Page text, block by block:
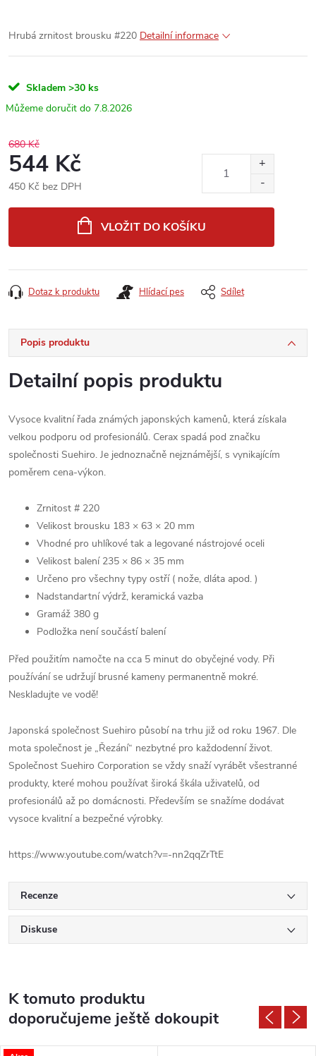
Hrubá zrnitost brousku #220 Detailní informace
Skladem >30 ks
7.8.2026
680 Kč
544 Kč
450 Kč bez DPH
VLOŽIT DO KOŠÍKU
Dotaz k produktu Hlídací pes Sdílet
Popis produktu
Detailní popis produktu
Vysoce kvalitní řada známých japonských kamenů, která získala
velkou podporu od profesionálů. Cerax spadá pod značku
společnosti Suehiro. Je jednoznačně nejznámější, s vynikajícím
poměrem cena-výkon.
Zrnitost # 220
Velikost brousku 183 × 63 × 20 mm
Vhodné pro uhlíkové tak a legované nástrojové oceli
Velikost balení 235 × 86 × 35 mm
Určeno pro všechny typy ostří ( nože, dláta apod. )
Nadstandartní výdrž, keramická vazba
Gramáž 380 g
Podložka není součástí balení
Před použitím namočte na cca 5 minut do obyčejné vody. Při
používání se udržují brusné kameny permanentně mokré.
Neskladujte ve vodě!
Japonská společnost Suehiro působí na trhu již od roku 1967. Dle
mota společnost je „Řezání“ nezbytné pro každodenní život.
Společnost Suehiro Corporation se vždy snaží vyrábět všestranné
produkty, které mohou používat široká škála uživatelů, od
profesionálů až po domácnosti. Především se snažíme dodávat
vysoce kvalitní a bezpečné výrobky.
https://www.youtube.com/watch?v=-nn2qqZrTtE
Recenze
Diskuse
K tomuto produktu
doporučujeme ještě dokoupit